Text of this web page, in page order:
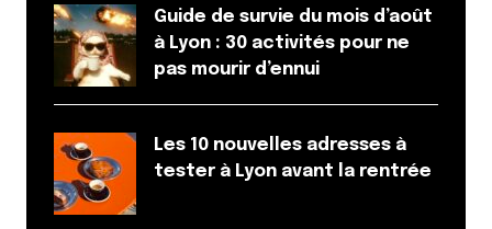
Guide de survie du mois d’août
à Lyon : 30 activités pour ne
pas mourir d’ennui
Les 10 nouvelles adresses à
tester à Lyon avant la rentrée